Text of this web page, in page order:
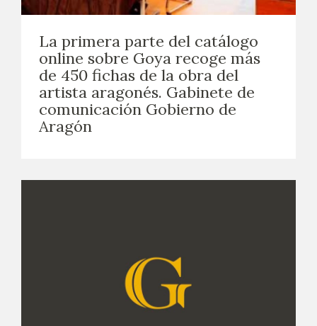
La primera parte del catálogo
online sobre Goya recoge más
de 450 fichas de la obra del
artista aragonés. Gabinete de
comunicación Gobierno de
Aragón